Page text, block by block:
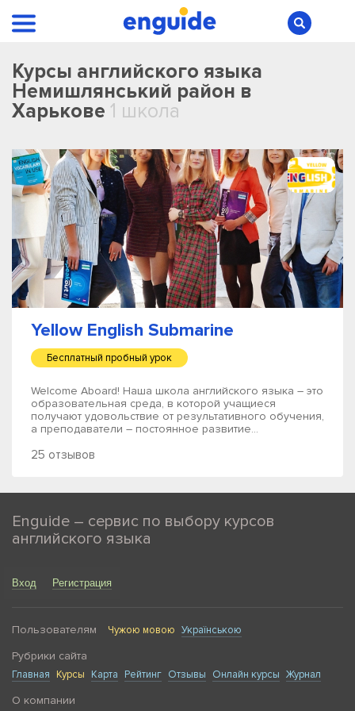
Курсы английского языка
Немишлянський район в
Харькове 1 школа
Yellow English Submarine
Бесплатный пробный урок
Welcome Aboard! Наша школа английского языка – это
образовательная среда, в которой учащиеся
получают удовольствие от результативного обучения,
а преподаватели – постоянное развитие...
25 отзывов
Enguide – сервис по выбору курсов
английского языка
Вход Регистрация
Пользователям Чужою мовою Українською
Рубрики сайта
Главная Курсы Карта Рейтинг Отзывы Онлайн курсы Журнал
О компании